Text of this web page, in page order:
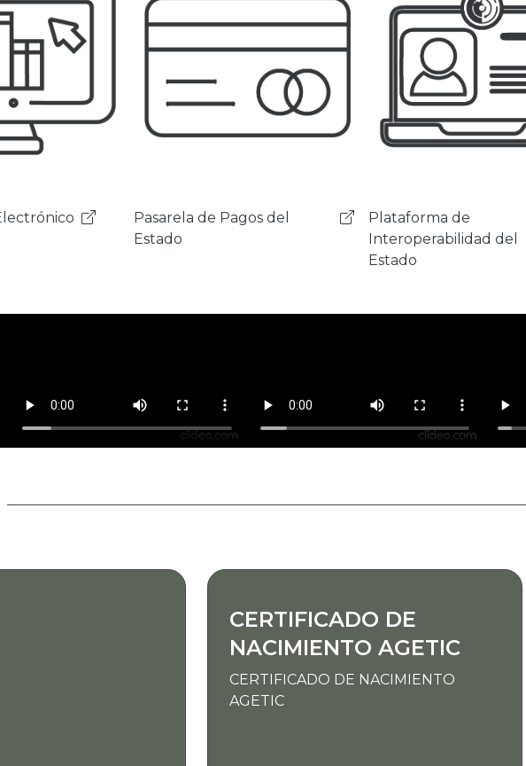
del
Plataforma de
Interoperabilidad del
Ciudadanía Digital
CERTIFICADO DE
NACIMIENTO AGETIC
CERTIFICADO DE NACIMIENTO
AGETIC